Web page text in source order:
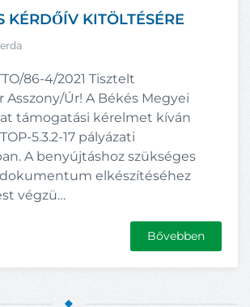
KÉRDŐÍV KITÖLTÉSÉRE
86-4/2021 Tisztelt
Asszony/Úr! A Békés Megyei
támogatási kérelmet kíván
5.3.2-17 pályázati
A benyújtáshoz szükséges
elkészítéséhez
végzü…
Bővebben